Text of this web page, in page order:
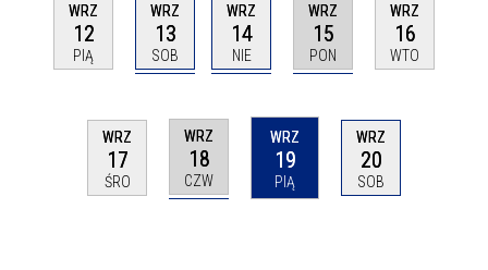
WRZ
12
PIĄ
WRZ
13
SOB
WRZ
14
NIE
WRZ
15
PON
WRZ
16
WTO
WRZ
17
ŚRO
WRZ
18
CZW
WRZ
19
PIĄ
WRZ
20
SOB